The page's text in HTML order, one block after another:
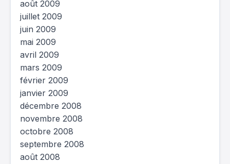
août 2009
juillet 2009
juin 2009
mai 2009
avril 2009
mars 2009
février 2009
janvier 2009
décembre 2008
novembre 2008
octobre 2008
septembre 2008
août 2008